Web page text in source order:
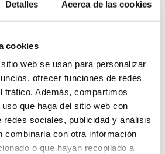
Detalles Acerca de las cookies
cookies
web se usan para personalizar
ofrecer funciones de redes
tráfico. Además, compartimos
que haga del sitio web con
redes sociales, publicidad y análisis
combinarla con otra información
o que hayan recopilado a
eliminando residuales
en otros alimentos.
Energético
Ahorra mes a mes eliminando el
detergentes y suavizantes.
Al no necesitar agua caliente,
tu consumo eléctrico.
: Fabricado con materiales de alta
un rendimiento duradero.